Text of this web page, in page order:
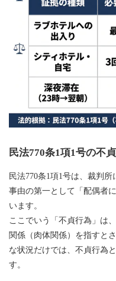
民法770条1項1号の不
民法770条1項1号は、裁判
事由の第一として「配偶者
います。
ここでいう「不貞行為」は
関係（肉体関係）を指すと
な状況だけでは、不貞行為
す。